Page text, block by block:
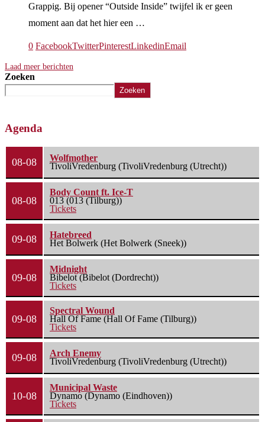
Grappig. Bij opener “Outside Inside” twijfel ik er geen
moment aan dat het hier een …
0 FacebookTwitterPinterestLinkedinEmail
Laad meer berichten
Zoeken
Zoeken
Agenda
08-08
Wolfmother
TivoliVredenburg (TivoliVredenburg (Utrecht))
08-08
Body Count ft. Ice-T
013 (013 (Tilburg))
Tickets
09-08
Hatebreed
Het Bolwerk (Het Bolwerk (Sneek))
09-08
Midnight
Bibelot (Bibelot (Dordrecht))
Tickets
09-08
Spectral Wound
Hall Of Fame (Hall Of Fame (Tilburg))
Tickets
09-08
Arch Enemy
TivoliVredenburg (TivoliVredenburg (Utrecht))
10-08
Municipal Waste
Dynamo (Dynamo (Eindhoven))
Tickets